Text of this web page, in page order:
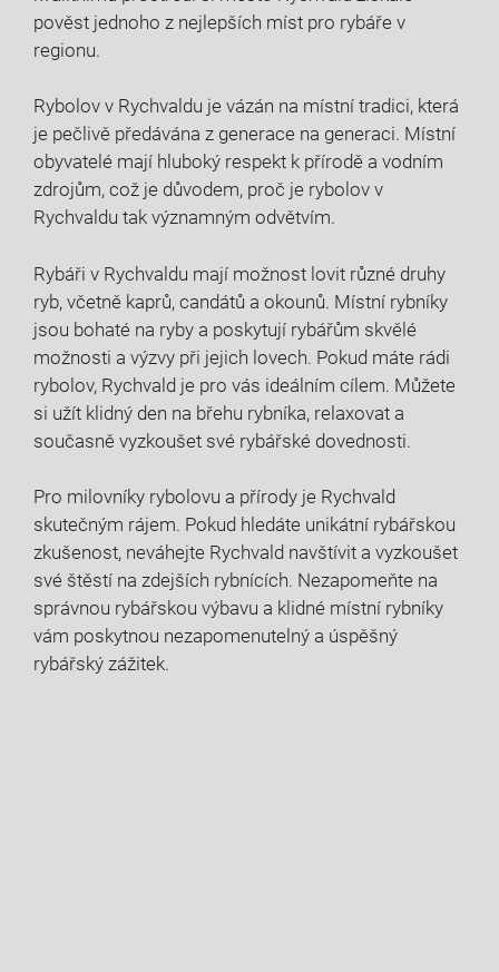
‍pověst⁣ jednoho z nejlepších míst pro rybáře v
regionu.
Rybolov v Rychvaldu‌ je vázán na ‌místní tradici, která
je pečlivě předávána z generace na generaci.‍ Místní
obyvatelé mají hluboký respekt k⁢ přírodě a​ vodním
zdrojům,⁤ což je důvodem, proč je rybolov v
Rychvaldu tak významným odvětvím.
Rybáři v Rychvaldu⁣ mají možnost lovit různé druhy
ryb, včetně kaprů, candátů a okounů. Místní rybníky
jsou bohaté na ‍ryby a poskytují rybářům skvělé
možnosti a ‍výzvy při jejich lovech. Pokud máte rádi
rybolov, Rychvald je pro vás ideálním‌ cílem. Můžete⁣
si užít klidný den na břehu rybníka, relaxovat a
současně​ vyzkoušet‌ své rybářské dovednosti.
Pro milovníky rybolovu⁤ a přírody je ‌Rychvald
skutečným rájem. Pokud hledáte unikátní rybářskou
zkušenost, neváhejte Rychvald navštívit a vyzkoušet
své ⁢štěstí na zdejších rybnících. Nezapomeňte na
správnou⁢ rybářskou výbavu a klidné místní rybníky
vám poskytnou​ nezapomenutelný a úspěšný
rybářský zážitek.